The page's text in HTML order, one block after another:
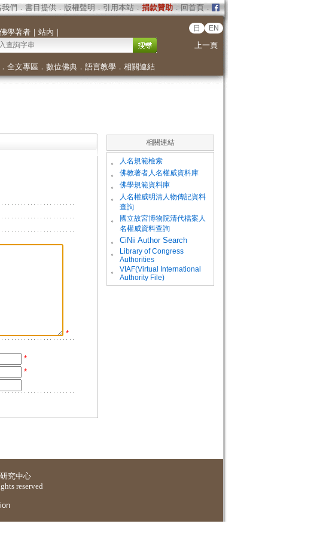
們 ． 書目提供． 版權聲明 ． 引用本站． 捐款贊助．回首頁．
佛學著者｜ 站內 ｜ 日 EN
上一頁
全文專區 ． 數位佛典． 語言教學． 相關連結
*
*
*
相關連結
。 人名規範檢索
。 佛教著者人名權威資料庫
。 佛學規範資料庫
。
人名權威明清人物傳記資料
查詢
。
國立故宮博物院清代檔案人
名權威資料查詢
。
CiNii Author Search
。
Library of Congress
Authorities
。
VIAF(Virtual International
Authority File)
究中心
reserved